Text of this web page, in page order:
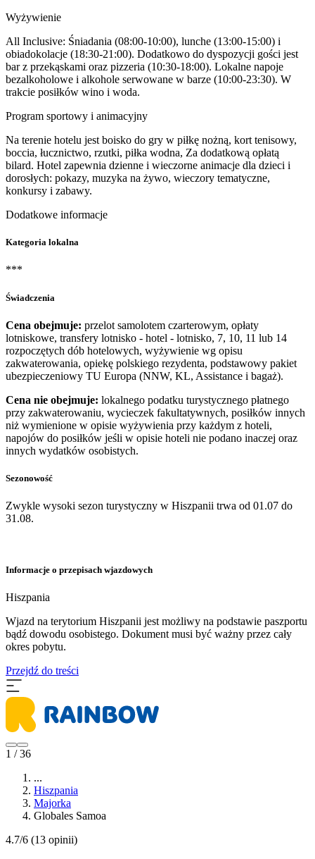
Wyżywienie
All Inclusive: Śniadania (08:00-10:00), lunche (13:00-15:00) i
obiadokolacje (18:30-21:00). Dodatkowo do dyspozycji gości jest
bar z przekąskami oraz pizzeria (10:30-18:00). Lokalne napoje
bezalkoholowe i alkohole serwowane w barze (10:00-23:30). W
trakcie posiłków wino i woda.
Program sportowy i animacyjny
Na terenie hotelu jest boisko do gry w piłkę nożną, kort tenisowy,
boccia, łucznictwo, rzutki, piłka wodna, Za dodatkową opłatą
bilard. Hotel zapewnia dzienne i wieczorne animacje dla dzieci i
dorosłych: pokazy, muzyka na żywo, wieczory tematyczne,
konkursy i zabawy.
Dodatkowe informacje
Kategoria lokalna
***
Świadczenia
Cena obejmuje: przelot samolotem czarterowym, opłaty
lotniskowe, transfery lotnisko - hotel - lotnisko, 7, 10, 11 lub 14
rozpoczętych dób hotelowych, wyżywienie wg opisu
zakwaterowania, opiekę polskiego rezydenta, podstawowy pakiet
ubezpieczeniowy TU Europa (NNW, KL, Assistance i bagaż).
Cena nie obejmuje: lokalnego podatku turystycznego płatnego
przy zakwaterowaniu, wycieczek fakultatywnych, posiłków innych
niż wymienione w opisie wyżywienia przy każdym z hoteli,
napojów do posiłków jeśli w opisie hoteli nie podano inaczej oraz
innych wydatków osobistych.
Sezonowość
Zwykle wysoki sezon turystyczny w Hiszpanii trwa od 01.07 do
31.08.
Informacje o przepisach wjazdowych
Hiszpania
​Wjazd na terytorium Hiszpanii jest możliwy na podstawie paszportu
bądź dowodu osobistego. Dokument musi być ważny przez cały
okres pobytu.
Przejdź do treści
1 / 36
...
Hiszpania
Majorka
Globales Samoa
4.7/6 (13 opinii)